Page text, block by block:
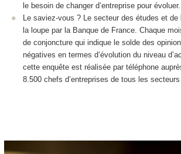
le besoin de changer d’entreprise pour évoluer.
Le saviez-vous ? Le secteur des études et
la loupe par la Banque de France. Chaque
de conjoncture qui indique le solde des
négatives en termes d’évolution du niveau
cette enquête est réalisée par téléphone
8.500 chefs d’entreprises de tous les secteurs